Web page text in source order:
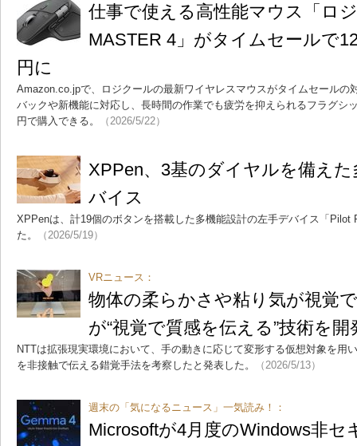
仕事で使える高性能マウス「ロ
MASTER 4」がタイムセールで
円に
Amazon.co.jpで、ロジクールの最新ワイヤレスマウスがタイムセールの
バックや新機能に対応し、長時間の作業でも疲労を抑えられるフラグシ
円で購入できる。
（2026/5/22）
XPPen、3基のダイヤルを備え
バイス
XPPenは、計19個のボタンを搭載した多機能設計の左手デバイス「Pilot
た。
（2026/5/19）
VRニュース：
物体の柔らかさや粘り気が視覚
が“視覚で質感を伝える”技術を開
NTTは拡張現実環境において、手の動きに応じて変形する仮想対象を用
を非接触で伝える錯覚手法を考察したと発表した。
（2026/5/13）
週末の「気になるニュース」一気読み！：
Microsoftが4月度のWindows非